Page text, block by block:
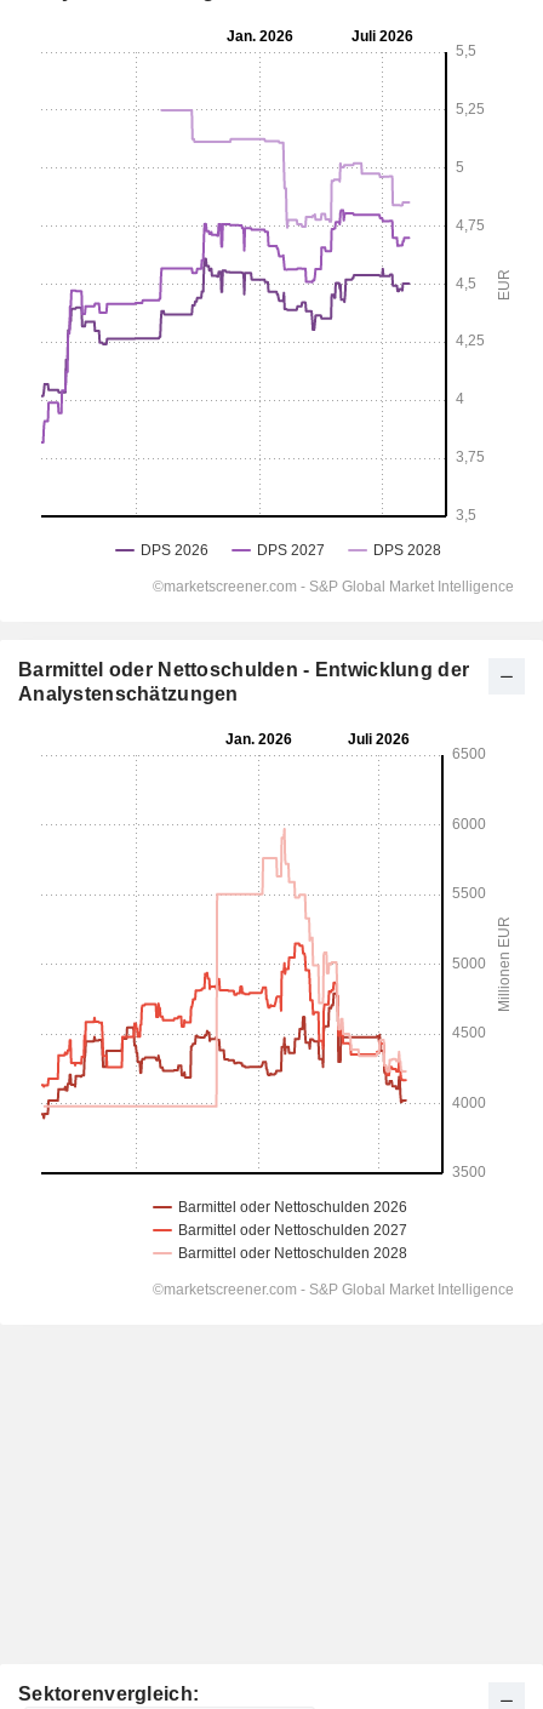
Barmittel oder Nettoschulden - Entwicklung der
Analystenschätzungen
Sektorenvergleich: